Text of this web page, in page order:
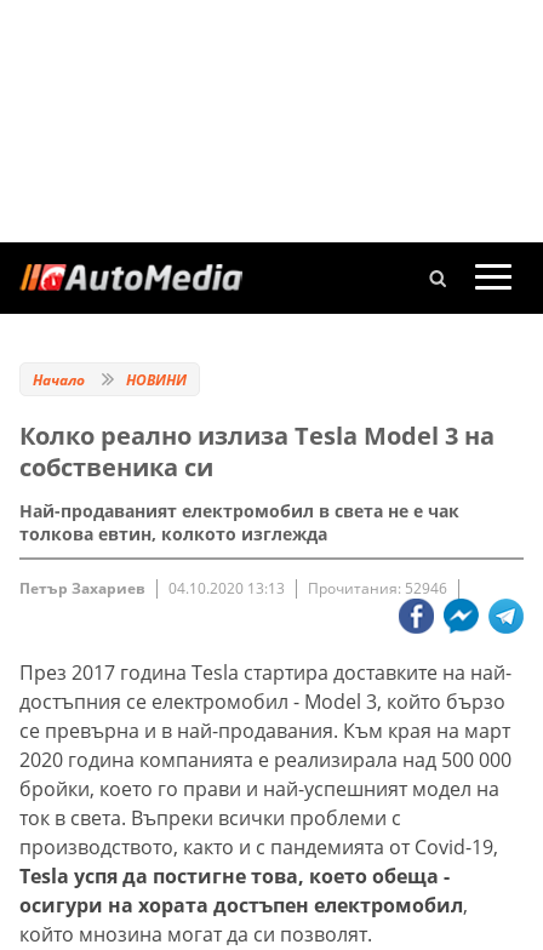
Начало НОВИНИ
Колко реално излиза Tesla Model 3 на
собственика си
Най-продаваният електромобил в света не е чак
толкова евтин, колкото изглежда
Петър Захариев 04.10.2020 13:13 Прочитания: 52946
През 2017 година Tesla стартира доставките на най-
достъпния се електромобил - Model 3, който бързо
се превърна и в най-продавания. Към края на март
2020 година компанията е реализирала над 500 000
бройки, което го прави и най-успешният модел на
ток в света. Въпреки всички проблеми с
производството, както и с пандемията от Covid-19,
Tesla успя да постигне това, което обеща -
осигури на хората достъпен електромобил,
който мнозина могат да си позволят.